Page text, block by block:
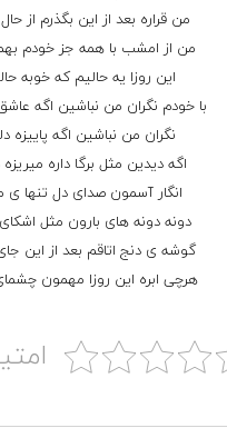
من قراره بعد از این بگذرم از
من از امشب با همه جز خودم
این روزا یه حالیم که خوبه
با خودم نگران من نباشین اگه
نگران من نباشین اگه پاییزه
اگه دیدین مثل برگا داره
انگار آسمون صدای دل تنها ی
دونه دونه های بارون مثل
گوشه ی دنج اتاقم بعد از این
هرچی ابره این روزا مهمون